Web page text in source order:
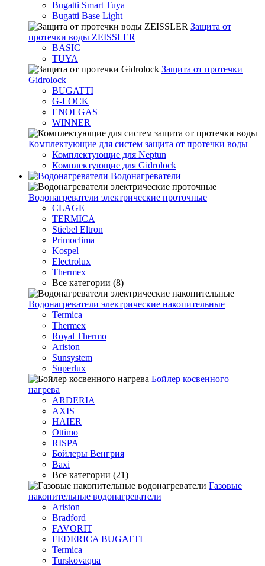
Bugatti Smart Tuya
Bugatti Base Light
Защита от
протечки воды ZEISSLER
BASIC
TUYA
Защита от протечки
Gidrolock
BUGATTI
G-LOCK
ENOLGAS
WINNER
Комплектующие для систем защита от протечки воды
Комплектующие для Neptun
Комплектующие для Gidrolock
Водонагреватели
Водонагреватeли электрические проточные
CLAGE
TERMICA
Stiebel Eltron
Primoclima
Kospel
Electrolux
Thermex
Все категории (8)
Водонагреватели электрические накопительные
Termica
Thermex
Royal Thermo
Ariston
Sunsystem
Superlux
Бойлер косвенного
нагрева
ARDERIA
AXIS
HAIER
Ottimo
RISPA
Бойлеры Венгрия
Baxi
Все категории (21)
Газовые
накопительные водонагреватели
Ariston
Bradford
FAVORIT
FEDERICA BUGATTI
Termica
Turskovaqua